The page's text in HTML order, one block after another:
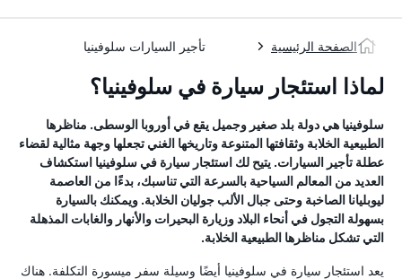
الصفحة الرئيسية تأجير السيارات سلوفينيا
لماذا استئجار سيارة في سلوفينيا؟
سلوفينيا هي دولة بلد صغير وجميل يقع في أوروبا الوسطى. مناظرها
الطبيعية الخلابة وثقافتها المتنوعة وتاريخها الغني تجعلها وجهة مثالية لقضاء
عطلة تأجير السيارات. يتيح لك استئجار سيارة في سلوفينيا استكشاف
العديد من المعالم السياحية بالسرعة التي تناسبك، بدءًا من العاصمة
ليوبليانا الصاخبة وحتى جبال الألب جوليان الخلابة. ويمكنك بالسيارة
بسهولة التجول في أنحاء البلاد وزيارة البحيرات والأنهار والغابات المذهلة
التي تشكل مناظرها الطبيعية الخلابة.
يعد استئجار سيارة في سلوفينيا أيضًا وسيلة سفر ميسورة التكلفة. هناك